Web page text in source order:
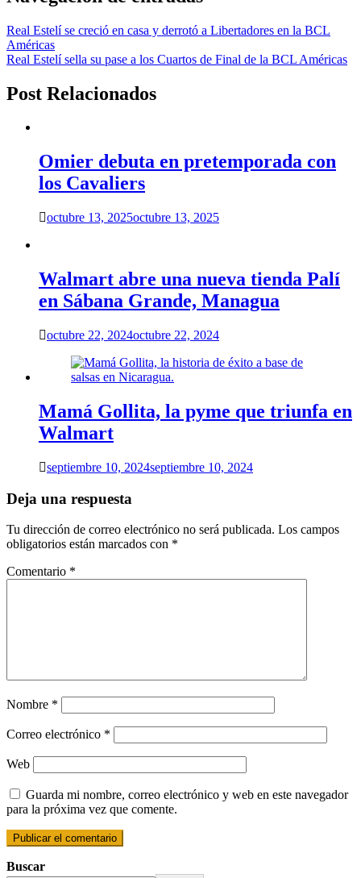
Real Estelí se creció en casa y derrotó a Libertadores en la BCL
Américas
Real Estelí sella su pase a los Cuartos de Final de la BCL Américas
Post Relacionados
Omier debuta en pretemporada con
los Cavaliers
octubre 13, 2025octubre 13, 2025
Walmart abre una nueva tienda Palí
en Sábana Grande, Managua
octubre 22, 2024octubre 22, 2024
Mamá Gollita, la pyme que triunfa en
Walmart
septiembre 10, 2024septiembre 10, 2024
Deja una respuesta
Tu dirección de correo electrónico no será publicada. Los campos
obligatorios están marcados con *
Comentario *
Nombre *
Correo electrónico *
Web
Guarda mi nombre, correo electrónico y web en este navegador
para la próxima vez que comente.
Buscar